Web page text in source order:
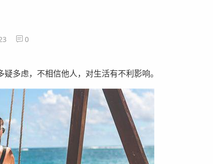
0
多虑，不相信他人，对生活有不利影响。